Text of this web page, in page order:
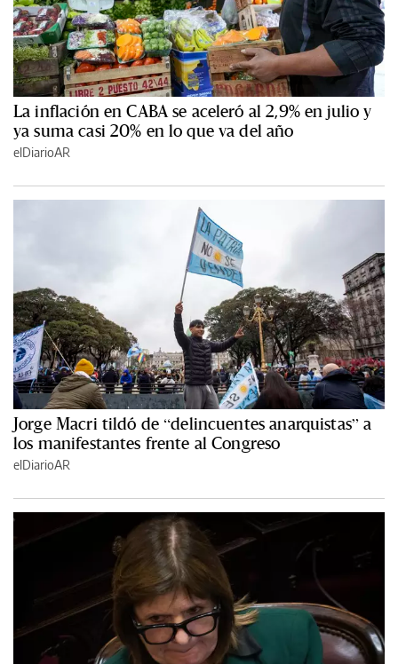
La inflación en CABA se aceleró al 2,9% en julio y
ya suma casi 20% en lo que va del año
elDiarioAR
Jorge Macri tildó de “delincuentes anarquistas” a
los manifestantes frente al Congreso
elDiarioAR